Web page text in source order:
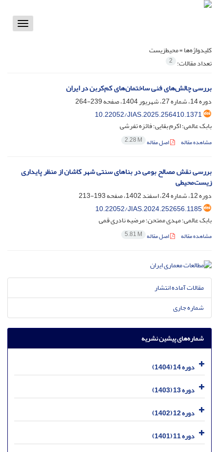
Toggle
کلیدواژه‌ها =محیط‌زیست
تعداد مقالات: 2
بررسی چالش‌های فنی ساختمان‌های کم‌کربن در ایران
دوره 14، شماره 27، شهریور 1404، صفحه
239-264
10.22052/JIAS.2025.256410.1371
بابک عالمی؛ اکرم بقایی؛ فائزه تفرشی
مشاهده مقاله اصل مقاله 2.28 M
بررسی نقش مصالح بومی در بناهای سنتی شهر کاشان از منظر پایداری
زیست‌محیطی
دوره 12، شماره 24، اسفند 1402، صفحه
193-213
10.22052/JIAS.2024.252656.1185
بابک عالمی؛ مهدی ممتحن؛ مرضیه نادری قمی
مشاهده مقاله اصل مقاله 5.81 M
مقالات آماده انتشار
شماره جاری
شماره‌های پیشین نشریه
دوره 14 (1404)
دوره 13 (1403)
دوره 12 (1402)
دوره 11 (1401)